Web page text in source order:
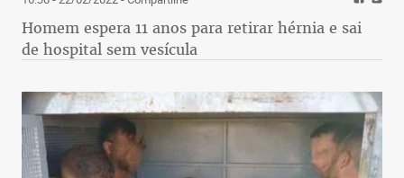
Homem espera 11 anos para retirar hérnia e sai
de hospital sem vesícula